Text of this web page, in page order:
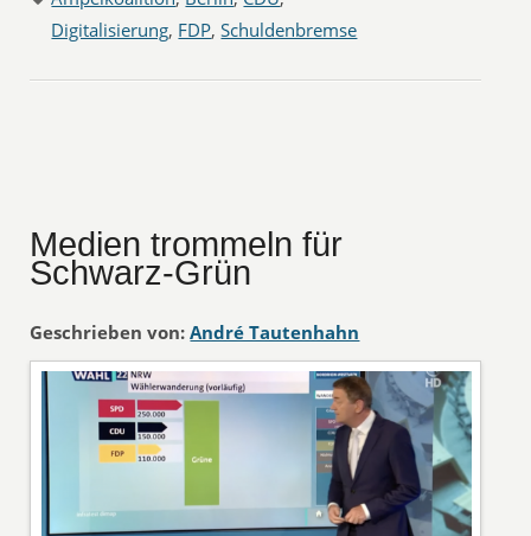
Digitalisierung, FDP,Schuldenbremse
Medien trommeln für
Schwarz-Grün
Geschrieben von: André Tautenhahn